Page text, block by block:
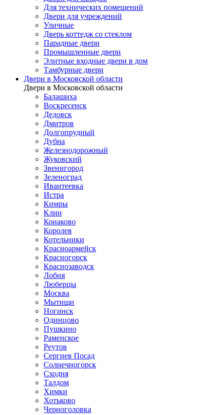
Для технических помещений
Двери для учреждений
Уличные
Дверь коттедж со стеклом
Парадные двери
Промышленные двери
Элитные входные двери в дом
Тамбурные двери
Двери в Московской области
Двери в Московской области
Балашиха
Воскресенск
Дедовск
Дмитров
Долгопрудный
Дубна
Железнодорожный
Жуковский
Звенигород
Зеленоград
Ивантеевка
Истра
Кимры
Клин
Конаково
Королев
Котельники
Красноармейск
Красногорск
Краснозаводск
Лобня
Люберцы
Москва
Мытищи
Ногинск
Одинцово
Пушкино
Раменское
Реутов
Сергиев Посад
Солнечногорск
Сходня
Талдом
Химки
Хотьково
Черноголовка